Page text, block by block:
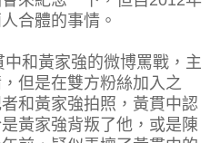
合體的事情。
和黃家強的微博罵戰，主
但是在雙方粉絲加入之
和黃家強拍照，黃貫中認
黃家強背叛了他，或是陳